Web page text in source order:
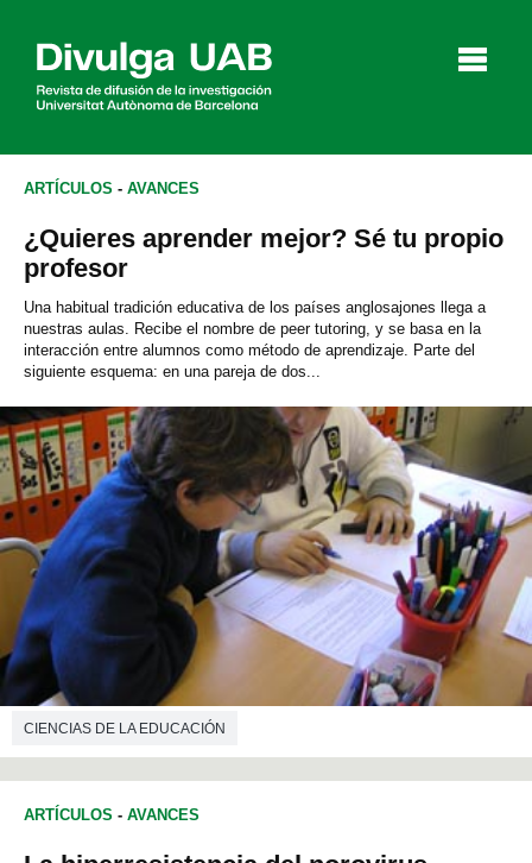
Artículos
Agenda
English Català
BUSCAR
ARTÍCULOS - AVANCES
¿Quieres aprender mejor? Sé tu propio
profesor
Una habitual tradición educativa de los países anglosajones llega a
nuestras aulas. Recibe el nombre de peer tutoring, y se basa en la
interacción entre alumnos como método de aprendizaje. Parte del
siguiente esquema: en una pareja de dos...
CIENCIAS DE LA EDUCACIÓN
ARTÍCULOS - AVANCES